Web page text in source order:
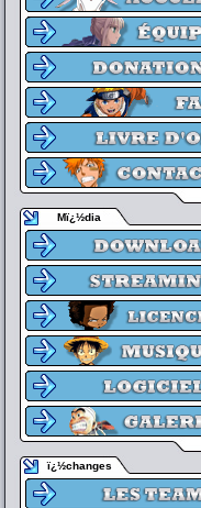
Mï¿½dia
ï¿½changes